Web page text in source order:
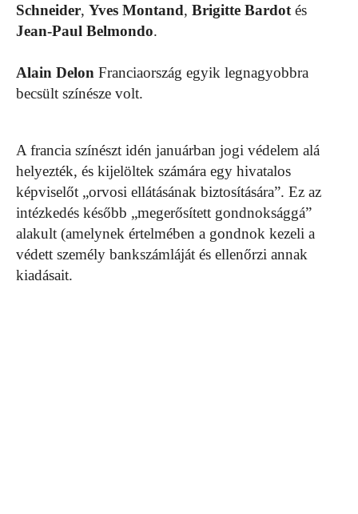
Schneider, Yves Montand, Brigitte Bardot és
Jean-Paul Belmondo.
Alain Delon Franciaország egyik legnagyobbra
becsült színésze volt.
A francia színészt idén januárban jogi védelem alá
helyezték, és kijelöltek számára egy hivatalos
képviselőt „orvosi ellátásának biztosítására”. Ez az
intézkedés később „megerősített gondnoksággá”
alakult (amelynek értelmében a gondnok kezeli a
védett személy bankszámláját és ellenőrzi annak
kiadásait.